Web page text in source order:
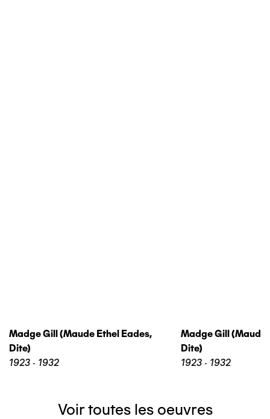
Madge Gill (maude Ethel Eades,
Dite)
1923 - 1932
Madge Gill (maude
Dite)
1923 - 1932
Voir toutes les oeuvres